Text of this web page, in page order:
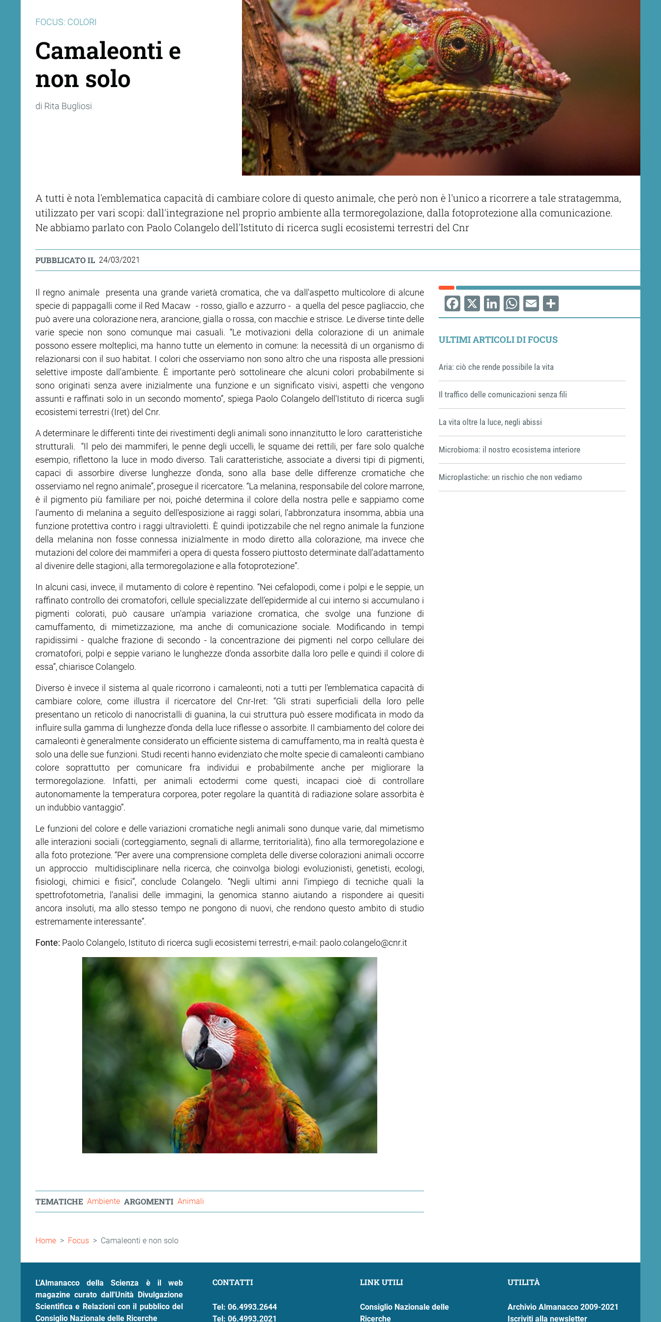
FOCUS: COLORI
Camaleonti e
non solo
di Rita Bugliosi
A tutti è nota l'emblematica capacità di cambiare colore di questo animale, che però non è l'unico a ricorrere a tale stratagemma,
utilizzato per vari scopi: dall'integrazione nel proprio ambiente alla termoregolazione, dalla fotoprotezione alla comunicazione.
Ne abbiamo parlato con Paolo Colangelo dell'Istituto di ricerca sugli ecosistemi terrestri del Cnr
PUBBLICATO IL 24/03/2021
Il regno animale presenta una grande varietà cromatica, che va dall'aspetto multicolore di alcune
specie di pappagalli come il Red Macaw - rosso, giallo e azzurro - a quella del pesce pagliaccio, che
può avere una colorazione nera, arancione, gialla o rossa, con macchie e strisce. Le diverse tinte delle
varie specie non sono comunque mai casuali. “Le motivazioni della colorazione di un animale
possono essere molteplici, ma hanno tutte un elemento in comune: la necessità di un organismo di
relazionarsi con il suo habitat. I colori che osserviamo non sono altro che una risposta alle pressioni
selettive imposte dall'ambiente. È importante però sottolineare che alcuni colori probabilmente si
sono originati senza avere inizialmente una funzione e un significato visivi, aspetti che vengono
assunti e raffinati solo in un secondo momento”, spiega Paolo Colangelo dell'Istituto di ricerca sugli
ecosistemi terrestri (Iret) del Cnr.
A determinare le differenti tinte dei rivestimenti degli animali sono innanzitutto le loro caratteristiche
strutturali. “Il pelo dei mammiferi, le penne degli uccelli, le squame dei rettili, per fare solo qualche
esempio, riflettono la luce in modo diverso. Tali caratteristiche, associate a diversi tipi di pigmenti,
capaci di assorbire diverse lunghezze d'onda, sono alla base delle differenze cromatiche che
osserviamo nel regno animale”, prosegue il ricercatore. “La melanina, responsabile del colore marrone,
è il pigmento più familiare per noi, poiché determina il colore della nostra pelle e sappiamo come
l'aumento di melanina a seguito dell'esposizione ai raggi solari, l'abbronzatura insomma, abbia una
funzione protettiva contro i raggi ultravioletti. È quindi ipotizzabile che nel regno animale la funzione
della melanina non fosse connessa inizialmente in modo diretto alla colorazione, ma invece che
mutazioni del colore dei mammiferi a opera di questa fossero piuttosto determinate dall'adattamento
al divenire delle stagioni, alla termoregolazione e alla fotoprotezione”.
In alcuni casi, invece, il mutamento di colore è repentino. “Nei cefalopodi, come i polpi e le seppie, un
raffinato controllo dei cromatofori, cellule specializzate dell'epidermide al cui interno si accumulano i
pigmenti colorati, può causare un'ampia variazione cromatica, che svolge una funzione di
camuffamento, di mimetizzazione, ma anche di comunicazione sociale. Modificando in tempi
rapidissimi - qualche frazione di secondo - la concentrazione dei pigmenti nel corpo cellulare dei
cromatofori, polpi e seppie variano le lunghezze d'onda assorbite dalla loro pelle e quindi il colore di
essa”, chiarisce Colangelo.
Diverso è invece il sistema al quale ricorrono i camaleonti, noti a tutti per l'emblematica capacità di
cambiare colore, come illustra il ricercatore del Cnr-Iret: “Gli strati superficiali della loro pelle
presentano un reticolo di nanocristalli di guanina, la cui struttura può essere modificata in modo da
influire sulla gamma di lunghezze d'onda della luce riflesse o assorbite. Il cambiamento del colore dei
camaleonti è generalmente considerato un efficiente sistema di camuffamento, ma in realtà questa è
solo una delle sue funzioni. Studi recenti hanno evidenziato che molte specie di camaleonti cambiano
colore soprattutto per comunicare fra individui e probabilmente anche per migliorare la
termoregolazione. Infatti, per animali ectodermi come questi, incapaci cioè di controllare
autonomamente la temperatura corporea, poter regolare la quantità di radiazione solare assorbita è
un indubbio vantaggio”.
Le funzioni del colore e delle variazioni cromatiche negli animali sono dunque varie, dal mimetismo
alle interazioni sociali (corteggiamento, segnali di allarme, territorialità), fino alla termoregolazione e
alla foto protezione. “Per avere una comprensione completa delle diverse colorazioni animali occorre
un approccio multidisciplinare nella ricerca, che coinvolga biologi evoluzionisti, genetisti, ecologi,
fisiologi, chimici e fisici”, conclude Colangelo. “Negli ultimi anni l'impiego di tecniche quali la
spettrofotometria, l'analisi delle immagini, la genomica stanno aiutando a rispondere ai quesiti
ancora insoluti, ma allo stesso tempo ne pongono di nuovi, che rendono questo ambito di studio
estremamente interessante”.
Fonte: Paolo Colangelo, Istituto di ricerca sugli ecosistemi terrestri, e-mail: paolo.colangelo@cnr.it
TEMATICHE Ambiente ARGOMENTI Animali
Facebook
X LinkedIn
WhatsApp
EmailShare
ULTIMI ARTICOLI DI FOCUS
Aria: ciò che rende possibile la vita
Il traffico delle comunicazioni senza fili
La vita oltre la luce, negli abissi
Microbioma: il nostro ecosistema interiore
Microplastiche: un rischio che non vediamo
Briciole
Home Focus Camaleonti e non solo
L'Almanacco della Scienza è il web
magazine curato dall'Unità Divulgazione
Scientifica e Relazioni con il pubblico del
Consiglio Nazionale delle Ricerche
CONTATTI
Tel: 06.4993.2644
Tel: 06.4993.2021
LINK UTILI
Consiglio Nazionale delle
Ricerche
UTILITÀ
Archivio Almanacco 2009-2021
Iscriviti alla newsletter